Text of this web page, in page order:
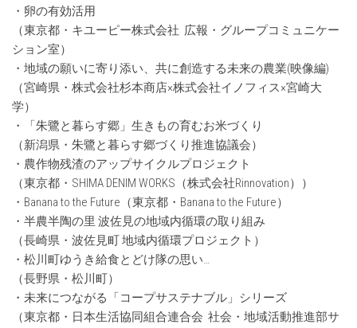
・卵の有効活用
（東京都・キユーピー株式会社 広報・グループコミュニケー
ション室）
・地域の願いに寄り添い、共に創造する未来の農業(映像編)
（宮崎県・株式会社杉本商店×株式会社イノフィス×宮崎大
学）
・「朱鷺と暮らす郷」生きもの育むお米づくり
（新潟県・朱鷺と暮らす郷づくり推進協議会）
・農作物残渣のアップサイクルプロジェクト
（東京都・SHIMA DENIM WORKS（株式会社Rinnovation））
・Banana to the Future（東京都・Banana to the Future）
・半農半陶の里 波佐見の地域内循環の取り組み
（長崎県・波佐見町 地域内循環プロジェクト）
・松川町ゆうき給食とどけ隊の思い…
（長野県・松川町）
・未来につながる「コープサステナブル」シリーズ
（東京都・日本生活協同組合連合会 社会・地域活動推進部サ